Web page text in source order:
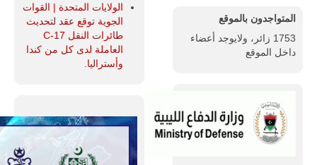
المتواجدون بالموقع
1753 زائر، ولايوجد أعضاء
داخل الموقع
الولايات المتحدة | القوات
الجوية توقع عقد لتحديث
طائرات النقل C-17
العاملة لدى كل من كندا
وأستراليا.